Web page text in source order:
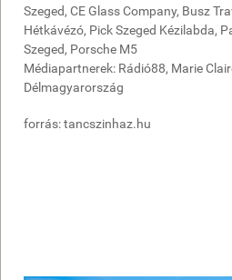
Szeged, CE Glass Company, Busz
Hétkávézó, Pick Szeged Kézilabda,
Szeged, Porsche M5
Médiapartnerek: Rádió88, Marie
Délmagyarország
forrás: tancszinhaz.hu